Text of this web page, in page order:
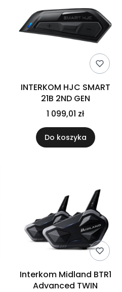
INTERKOM HJC SMART
21B 2ND GEN
1 099,01 zł
Do koszyka
Interkom Midland BTR1
Advanced TWIN